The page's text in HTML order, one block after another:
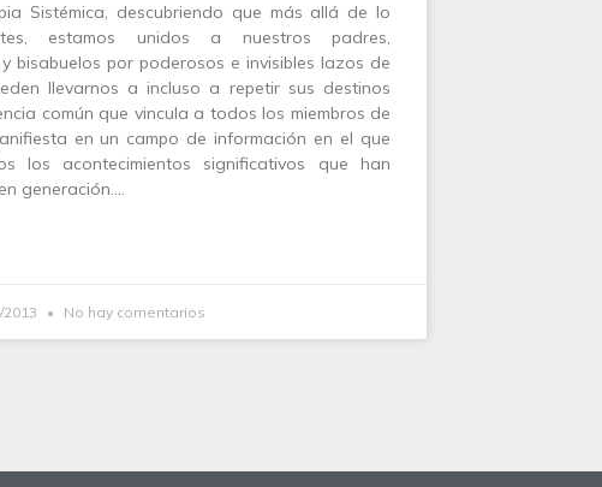
Sistémica, descubriendo que más allá de lo
estamos unidos a nuestros padres,
bisabuelos por poderosos e invisibles lazos de
llevarnos a incluso a repetir sus destinos
común que vincula a todos los miembros de
en un campo de información en el que
los acontecimientos significativos que han
generación.…
2013 No hay comentarios